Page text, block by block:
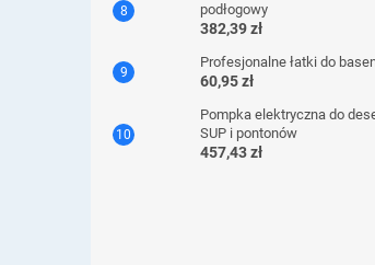
podłogowy
382,39 zł
Profesjonalne łatki do
60,95 zł
Pompka elektryczna do
SUP i pontonów
457,43 zł